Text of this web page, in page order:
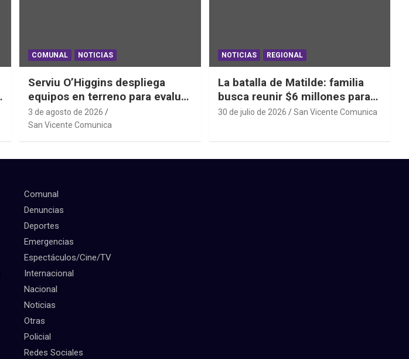
COMUNAL NOTICIAS
Serviu O’Higgins despliega
equipos en terreno para evaluar
daños habitacionales tras el
Sistema Frontal
3 de agosto de 2026
San Vicente Comunica
NOTICIAS REGIONAL
La batalla de Matilde: familia
busca reunir $6 millones para
una cirugía que no puede
30 de julio de 2026 San Vicente Comunica
Comunal
Denuncias
Deportes
Emergencias
Espectáculos/Cine/TV
Internacional
Nacional
Noticias
Otras
Policial
Redes Sociales